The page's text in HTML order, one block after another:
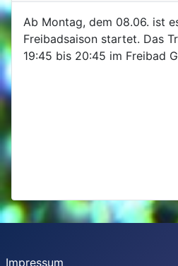
Ab Montag, dem 08.06. ist
Freibadsaison startet. Das
19:45 bis 20:45 im Freibad
Impressum